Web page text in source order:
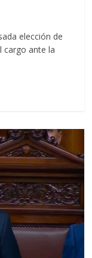
elección de
cargo ante la